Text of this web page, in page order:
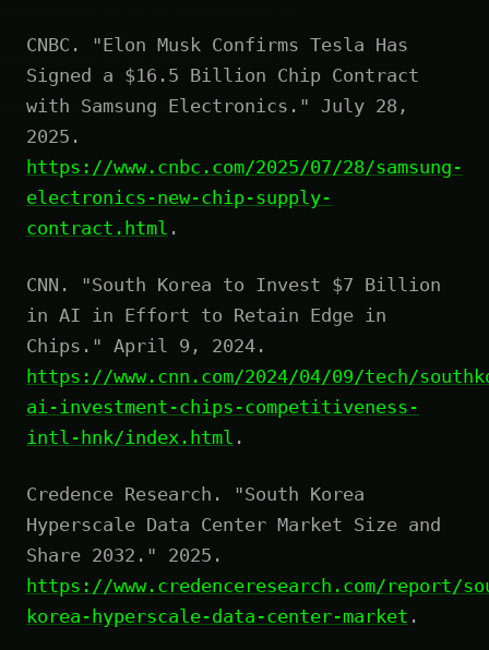
CNBC. "Elon Musk Confirms Tesla Has
Signed a $16.5 Billion Chip Contract
with Samsung Electronics." July 28,
2025.
https://www.cnbc.com/2025/07/28/samsung-
electronics-new-chip-supply-
contract.html .
CNN. "South Korea to Invest $7 Billion
in AI in Effort to Retain Edge in
Chips." April 9, 2024.
https://www.cnn.com/2024/04/09/tech/
ai-investment-chips-competitiveness-
intl-hnk/index.html .
Credence Research. "South Korea
Hyperscale Data Center Market Size and
Share 2032." 2025.
https://www.credenceresearch.com/report/
korea-hyperscale-data-center-market .